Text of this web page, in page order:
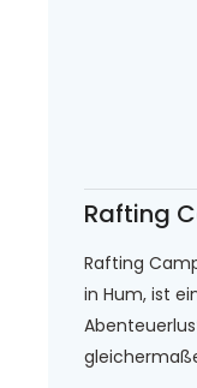
Rafting
Rafting
in Hum, ist